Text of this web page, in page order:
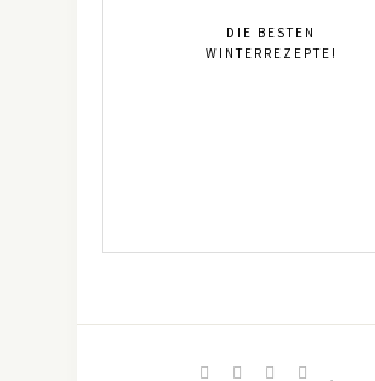
DIE BESTEN
WINTERREZEPTE!